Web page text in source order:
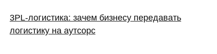
3PL‑логистика: зачем бизнесу передавать
логистику на аутсорс